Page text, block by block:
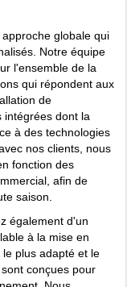
globale qui
Notre équipe
l'ensemble de la
qui répondent aux
de
intégrées dont la
à des technologies
nos clients, nous
fonction des
afin de
saison.
également d'un
à la mise en
plus adapté et le
conçues pour